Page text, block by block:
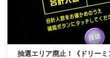
抽選エリア廃止！《ドリー